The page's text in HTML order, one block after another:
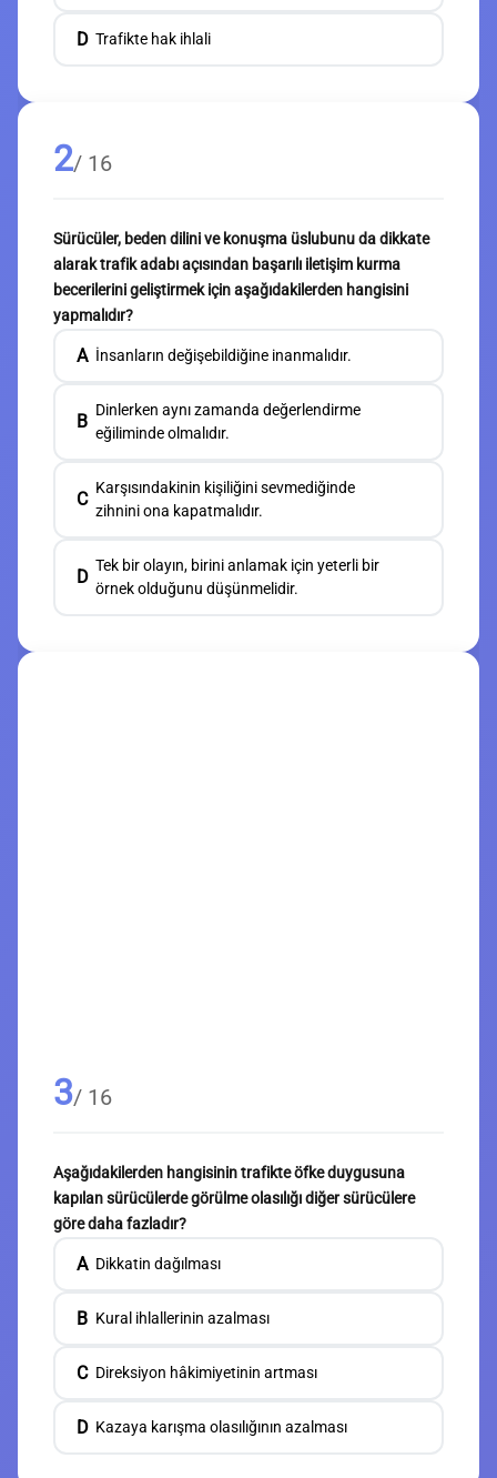
D Trafikte hak ihlali
2/ 16
Sürücüler, beden dilini ve konuşma üslubunu da dikkate
alarak trafik adabı açısından başarılı iletişim kurma
becerilerini geliştirmek için aşağıdakilerden hangisini
yapmalıdır?
A İnsanların değişebildiğine inanmalıdır.
B
Dinlerken aynı zamanda değerlendirme
eğiliminde olmalıdır.
C
Karşısındakinin kişiliğini sevmediğinde
zihnini ona kapatmalıdır.
D
Tek bir olayın, birini anlamak için yeterli bir
örnek olduğunu düşünmelidir.
3/ 16
Aşağıdakilerden hangisinin trafikte öfke duygusuna
kapılan sürücülerde görülme olasılığı diğer sürücülere
göre daha fazladır?
A Dikkatin dağılması
B Kural ihlallerinin azalması
C Direksiyon hâkimiyetinin artması
D Kazaya karışma olasılığının azalması